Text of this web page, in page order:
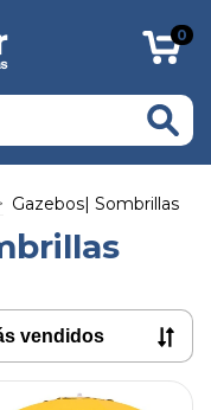
0
Gazebos| Sombrillas